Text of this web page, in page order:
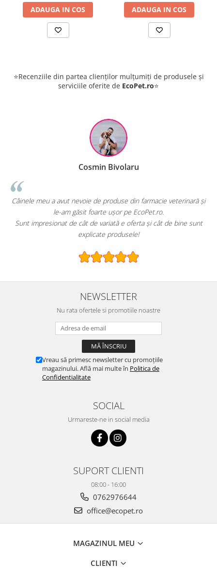
ADAUGA IN COS ADAUGA IN COS
⭐Recenziile din partea clienților mulțumiți de produsele și
serviciile oferite de EcoPet.ro⭐
din farmacie veterinară și
pe EcoPet.ro.
e oferta și cât de bine sunt
EcoPet.ro este salvarea mea de
hrană sau produse pentru
E greu să găsești un magazin
NEWSLETTER
Nu rata ofertele si promotiile noastre
Vreau să primesc newsletter cu promoțiile
magazinului. Află mai multe în Politica de
Confidentialitate
SOCIAL
Urmareste-ne in social media
SUPORT CLIENTI
08:00 - 16:00
0762976644
office@ecopet.ro
MAGAZINUL MEU
CLIENTI